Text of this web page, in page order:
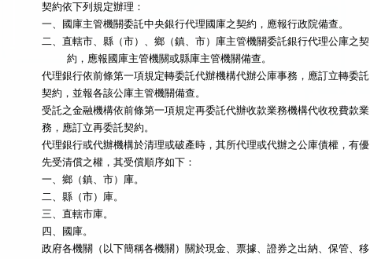
契約依下列規定辦理：
一、國庫主管機關委託中央銀行代理國庫之契約，應報行政院備查。
二、直轄市、縣（市）、鄉（鎮、市）庫主管機關委託銀行代理公庫之契
    約，應報國庫主管機關或縣庫主管機關備查。
代理銀行依前條第一項規定轉委託代辦機構代辦公庫事務，應訂立轉委託
契約，並報各該公庫主管機關備查。
受託之金融機構依前條第一項規定再委託代辦收款業務機構代收稅費款業
代理銀行或代辦機構於清理或破產時，其所代理或代辦之公庫債權，有優
先受清償之權，其受償順序如下：
一、鄉（鎮、市）庫。
二、縣（市）庫。
三、直轄市庫。
政府各機關（以下簡稱各機關）關於現金、票據、證券之出納、保管、移